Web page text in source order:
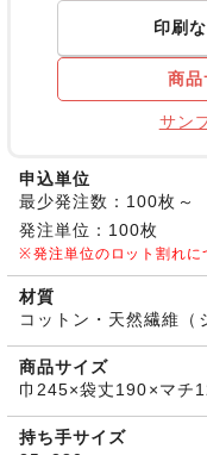
印刷
商品
サン
申込単位
最少発注数：100枚～
発注単位：100枚
発注単位のロット割れに
材質
コットン・天然繊維（
商品サイズ
巾245×袋丈190×マチ
持ち手サイズ